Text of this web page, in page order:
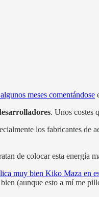
meses comentándose
. Unos costes
los fabricantes
de colocar esta energía
muy bien Kiko Maza en
(aunque esto a mí me